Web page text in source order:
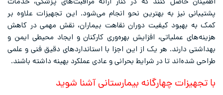
پشتیبانی نیز به بهترین نحو انجام می‌شود. این تجهیزات علاوه بر
کمک به بهبود کیفیت دوران نقاهت بیماران، نقش مهمی در کاهش
هزینه‌های عملیاتی، افزایش بهره‌وری کارکنان و ایجاد محیطی ایمن و
بهداشتی دارند. هر یک از این اجزا با استانداردهای دقیق فنی و علمی
طراحی شده‌اند تا در شرایط بحرانی و عادی عملکرد بهینه داشته باشند.
با تجهیزات چهارگانه بیمارستانی آشنا شوید